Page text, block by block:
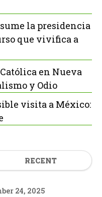
la presidencia
que vivifica a
en Nueva
y Odio
visita a México:
RECENT
24, 2025